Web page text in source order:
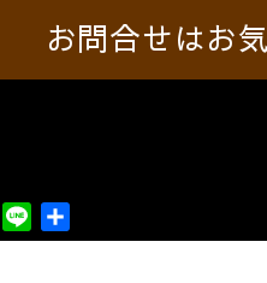
お問合せはお
T
w
L